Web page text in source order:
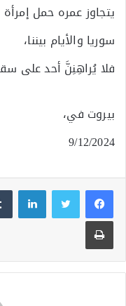
يتجاوز عمره حمل
سوريا والأيام بيننا،
فلا يُراهِنِنَّ أحد على
بيروت في،
9/12/2024
طباعة